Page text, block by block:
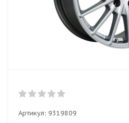
Артикул: 9319809